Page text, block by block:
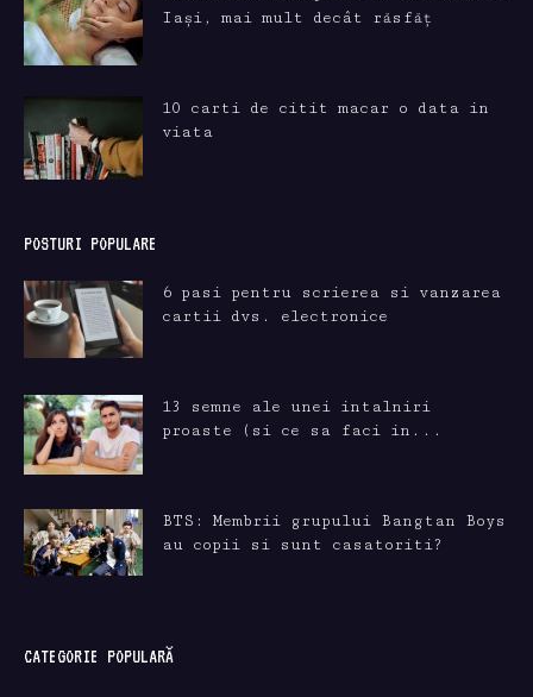
Iași, mai mult decât răsfăț
10 carti de citit macar o data in
viata
POSTURI POPULARE
6 pasi pentru scrierea si vanzarea
cartii dvs. electronice
13 semne ale unei intalniri
proaste (si ce sa faci in...
BTS: Membrii grupului Bangtan Boys
au copii si sunt casatoriti?
CATEGORIE POPULARĂ